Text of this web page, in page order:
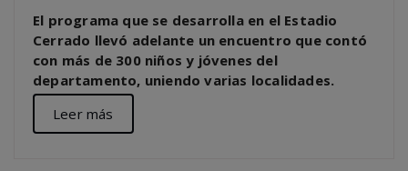
El programa que se desarrolla en el Estadio
Cerrado llevó adelante un encuentro que contó
con más de 300 niños y jóvenes del
departamento, uniendo varias localidades.
Leer más